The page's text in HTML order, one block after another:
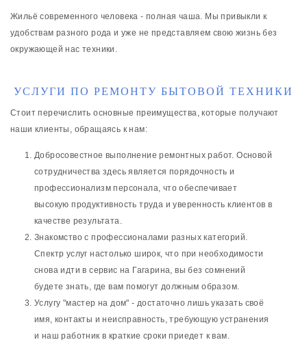
Жильё современного человека - полная чаша. Мы привыкли к
удобствам разного рода и уже не представляем свою жизнь без
окружающей нас техники.
УСЛУГИ ПО РЕМОНТУ БЫТОВОЙ ТЕХНИКИ
Стоит перечислить основные преимущества, которые получают
наши клиенты, обращаясь к нам:
Добросовестное выполнение ремонтных работ. Основой
сотрудничества здесь является порядочность и
профессионализм персонала, что обеспечивает
высокую продуктивность труда и уверенность клиентов в
качестве результата.
Знакомство с профессионалами разных категорий.
Спектр услуг настолько широк, что при необходимости
снова идти в сервис на Гагарина, вы без сомнений
будете знать, где вам помогут должным образом.
Услугу "мастер на дом" - достаточно лишь указать своё
имя, контакты и неисправность, требующую устранения
и наш работник в краткие сроки приедет к вам.